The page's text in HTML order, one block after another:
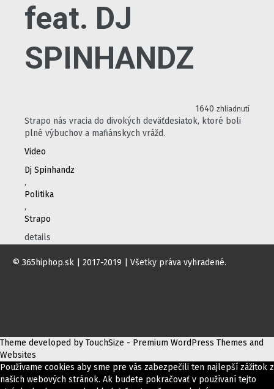
feat. DJ
SPINHANDZ
1640 zhliadnutí
Strapo nás vracia do divokých deväťdesiatok, ktoré boli
plné výbuchov a mafiánskych vrážd.
Video
Dj Spinhandz
,
Politika
,
Strapo
details
© 365hiphop.sk | 2017-2019 | Všetky práva vyhradené.
Theme developed by TouchSize - Premium WordPress Themes and
Websites
Používame cookies aby sme pre vás zabezpečili ten najlepší zážitok z
našich webových stránok. Ak budete pokračovať v používaní tejto